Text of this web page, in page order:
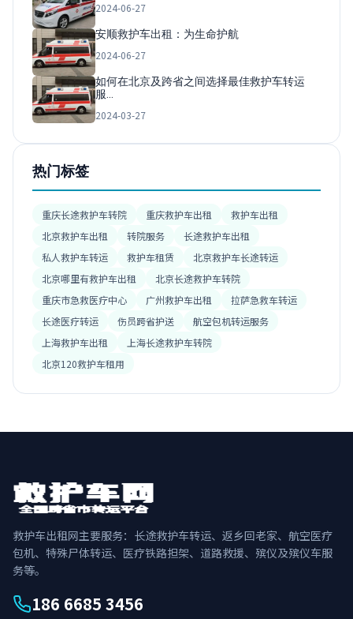
2024-06-27
安顺救护车出租：为生命护航
2024-06-27
如何在北京及跨省之间选择最佳救护车转运
服…
2024-03-27
热门标签
重庆长途救护车转院 重庆救护车出租
救护车出租
北京救护车出租
转院服务
长途救护车出租
私人救护车转运
救护车租赁
北京救护车长途转运
北京哪里有救护车出租
北京长途救护车转院
重庆市急救医疗中心
广州救护车出租
拉萨急救车转运
长途医疗转运
伤员跨省护送
航空包机转运服务
上海救护车出租
上海长途救护车转院
北京120救护车租用
救护车出租网主要服务：长途救护车转运、返乡回老家、航空医疗
包机、特殊尸体转运、医疗铁路担架、道路救援、殡仪及殡仪车服
务等。
186 6685 3456